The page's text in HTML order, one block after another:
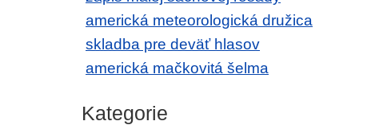
americká meteorologická družica
skladba pre deväť hlasov
americká mačkovitá šelma
Kategorie